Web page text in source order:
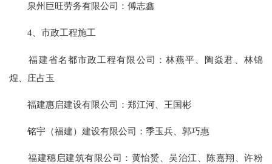
泉州巨旺劳务有限公司：傅志鑫
4、市政工程施工
福建省名都市政工程有限公司：林燕平、陶焱君、林锦
煌、庄占玉
福建惠启建设有限公司：郑江河、王国彬
铭宇（福建）建设有限公司：季玉兵、郭巧惠
福建穗启建筑有限公司：黄怡赟、吴治江、陈嘉翔、许粉